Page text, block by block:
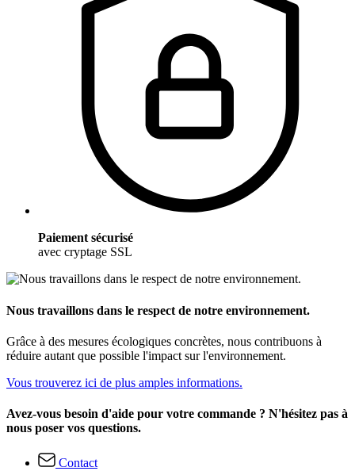
Paiement sécurisé
avec cryptage SSL
Nous travaillons dans le respect de notre environnement.
Grâce à des mesures écologiques concrètes, nous contribuons à
réduire autant que possible l'impact sur l'environnement.
Vous trouverez ici de plus amples informations.
Avez-vous besoin d'aide pour votre commande ? N'hésitez pas à
nous poser vos questions.
Contact